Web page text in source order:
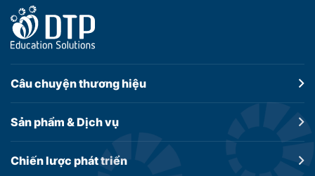
Câu chuyệnthương hiệu
Sản phẩm &Dịch vụ
Chiến lược phát triển